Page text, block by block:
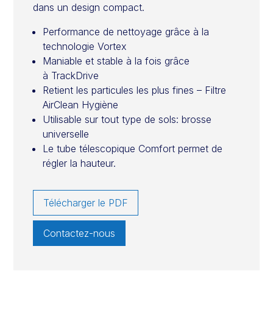
dans un design compact.
Performance de nettoyage grâce à la
technologie Vortex
Maniable et stable à la fois grâce
à TrackDrive
Retient les particules les plus fines – Filtre
AirClean Hygiène
Utilisable sur tout type de sols: brosse
universelle
Le tube télescopique Comfort permet de
régler la hauteur.
Télécharger le PDF
Contactez-nous